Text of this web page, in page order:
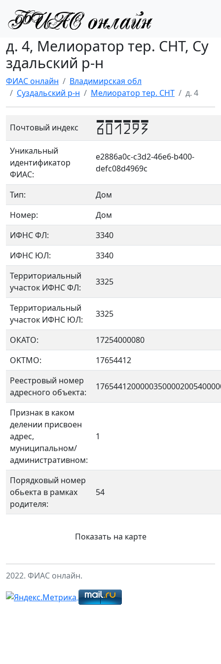
д. 4, Мелиоратор тер. СНТ, Су
здальский р-н
ФИАС онлайн
Владимирская обл
Суздальский р-н
Мелиоратор тер. СНТ д. 4
Почтовый индекс 601293
Уникальный
идентификатор
ФИАС:
e2886a0c-c3d2-46e6-b400-
defc08d4969c
Тип:
Дом
Номер:
Дом
ИФНС ФЛ:
3340
ИФНС ЮЛ:
3340
Территориальный
участок ИФНС ФЛ:
3325
Территориальный
участок ИФНС ЮЛ:
3325
ОКАТО:
17254000080
OKTMO:
17654412
Реестровый номер
адресного объекта:
Признак в каком
делении присвоен
адрес,
муниципальном/
административном:
1
Порядковый номер
обьекта в рамках
родителя:
54
Показать на карте
2022. ФИАС онлайн.